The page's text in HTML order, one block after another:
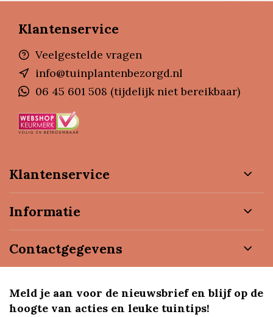
Klantenservice
Veelgestelde vragen
info@tuinplantenbezorgd.nl
06 45 601 508 (tijdelijk niet bereikbaar)
Klantenservice
Informatie
Contactgegevens
Meld je aan voor de nieuwsbrief en blijf op de
hoogte van acties en leuke tuintips!